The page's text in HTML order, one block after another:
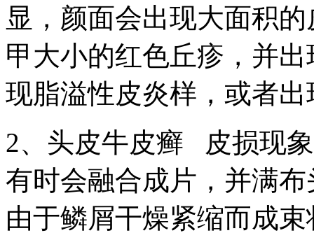
显，颜面会出现大面积
甲大小的红色丘疹，并
现脂溢性皮炎样，或者
2、头皮牛皮癣 皮损现
有时会融合成片，并满
由于鳞屑干燥紧缩而成